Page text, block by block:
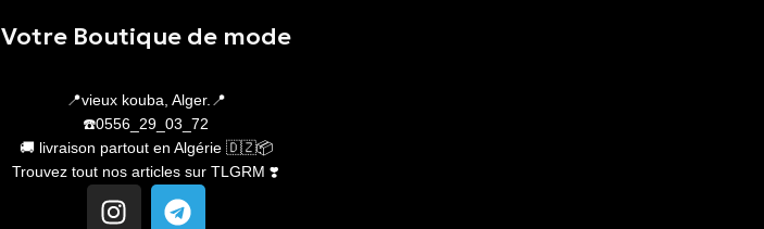
Votre Boutique de mode
📍vieux kouba, Alger.📍
☎️0556_29_03_72
🚚 livraison partout en Algérie 🇩🇿📦
Trouvez tout nos articles sur TLGRM ❣️